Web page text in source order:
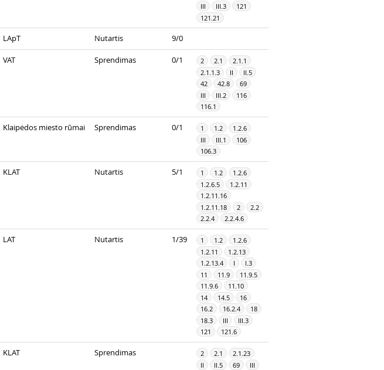
III
III.3
121
121.21
LApT Nutartis 9/0
VAT Sprendimas 0/1 2 2.1
2.1.1
2.1.1.3
II
II.5
42
42.8
69
III
III.2
116
116.1
Klaipėdos miesto rūmai Sprendimas 0/1 1 1.2
1.2.6
III
III.1
106
106.3
KLAT Nutartis 5/1 1 1.2
1.2.6
1.2.6.5
1.2.11
1.2.11.16
1.2.11.18
2
2.2
2.2.4
2.2.4.6
LAT Nutartis 1/39 1 1.2
1.2.6
1.2.11
1.2.13
1.2.13.4
I
I.3
11
11.9
11.9.5
11.9.6
11.10
14
14.5
16
16.2
16.2.4
18
18.3
III
III.3
121
121.6
KLAT Sprendimas 2 2.1
2.1.23
II
II.5 69
III